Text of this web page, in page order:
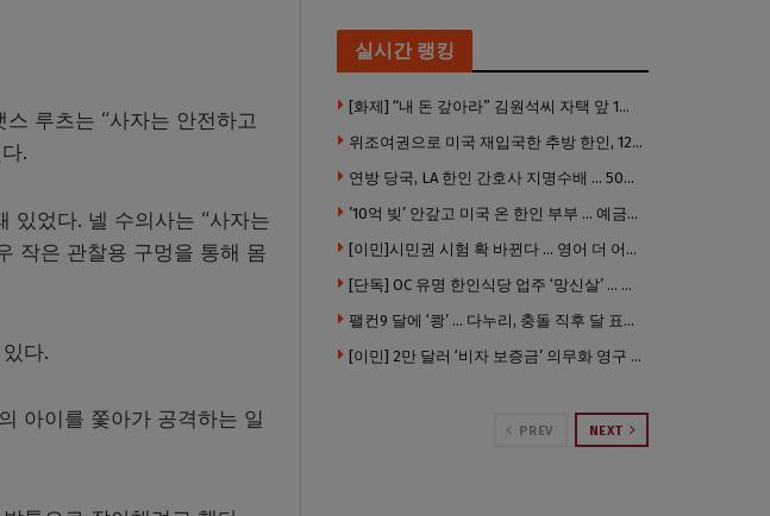
루츠는 “사자는 안전하고
.
있었다. 넬 수의사는 “사자는
작은 관찰용 구멍을 통해 몸
다.
아이를 쫓아가 공격하는 일
실시간 랭킹
[화제] “내 돈 갚아라” 김원석씨 자택 앞 1인 광대 시위 … 한인 투자사, “108만 달러 못받아”
위조여권으로 미국 재입국한 추방 한인, 120만 달러 은행 사기 행각
연방 당국, LA 한인 간호사 지명수배 … 500만 달러 메디캐어 사기, 선고 직전 한국 도주
’10억 빚’ 안갚고 미국 온 한인 부부 … 예금보험공사, 미국서 소송
[이민]시민권 시험 확 바뀐다 … 영어 더 어렵게, 민간시험 도입 추진
[단독] OC 유명 한인식당 업주 ‘망신살’ … 육류대금 안 갚자 식당서 공개추심
팰컨9 달에 ‘쾅’ … 다누리, 충돌 직후 달 표면 촬영 유일 탐사선
[이민] 2만 달러 ‘비자 보증금’ 의무화 영구 시행 … 입국 문턱 더 높아진다.
PREV NEXT